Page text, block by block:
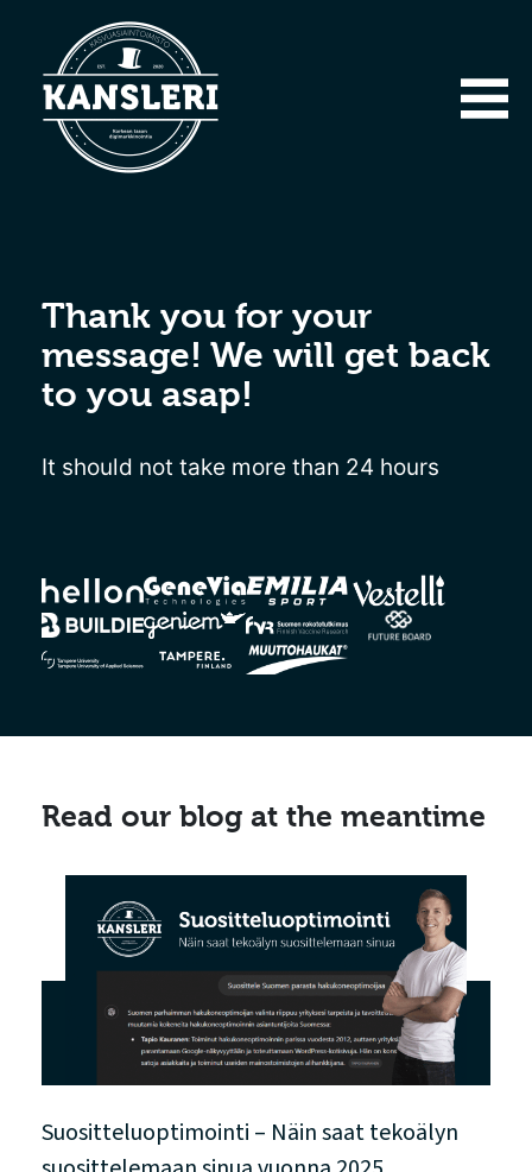
Thank you for your
message! We will get back
to you asap!
It should not take more than 24 hours
Read our blog at the meantime
Suositteluoptimointi – Näin saat tekoälyn